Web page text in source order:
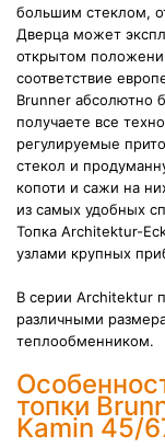
большим стеклом,
Дверца может
открытом
соответствие
Brunner абсолютно
получаете все
регулируемые
стекол и
копоти и сажи на
из самых удобных
Топка Architektur-
узлами крупных
В серии Architektur
различными
теплообменником.
топки
Kamin 45/